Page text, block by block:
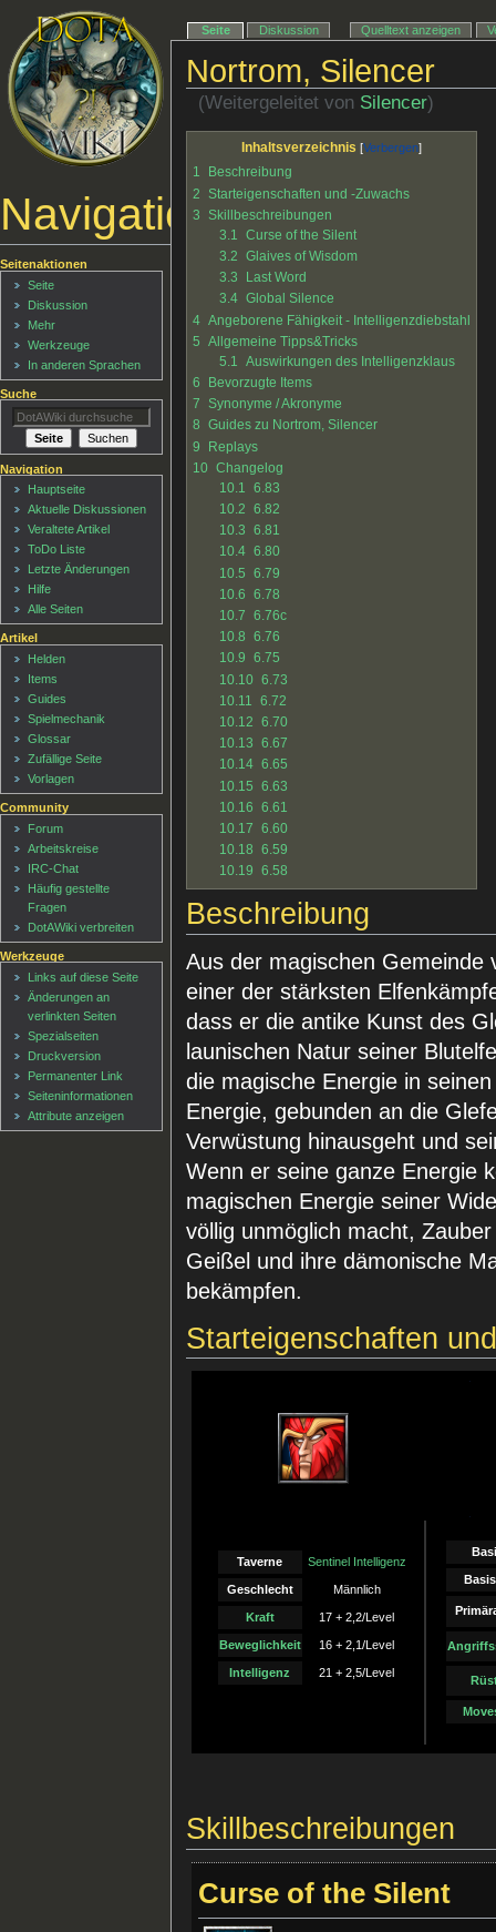
Nortrom, Silencer
(Weitergeleitet von Silencer)
Inhaltsverzeichnis
1
Beschreibung
2 Starteigenschaften und -Zuwachs
3 Skillbeschreibungen
3.1
Curse of the Silent
3.2 Glaives of Wisdom
3.3
Last Word
3.4 Global Silence
4 Angeborene Fähigkeit - Intelligenzdiebstahl
5 Allgemeine Tipps&Tricks
5.1 Auswirkungen des Intelligenzklaus
6
Bevorzugte Items
7 Synonyme / Akronyme
8 Guides zu Nortrom, Silencer
9
Replays
10 Changelog
10.1 6.83
10.2 6.82
10.3 6.81
10.4 6.80
10.5 6.79
10.6 6.78
10.7 6.76c
10.8 6.76
10.9 6.75
10.10 6.73
10.11 6.72
10.12 6.70
10.13 6.67
10.14 6.65
10.15 6.63
10.16 6.61
10.17 6.60
10.18 6.59
10.19 6.58
Beschreibung
Aus der magischen
einer der stärksten
dass er die antike Kunst des
launischen Natur seiner
die magische Energie in
Energie, gebunden an die
Verwüstung hinausgeht und
Wenn er seine ganze Energie
magischen Energie seiner
völlig unmöglich macht,
Geißel und ihre dämonische
bekämpfen.
Starteigenschaften
Taverne Sentinel Intelligenz
Geschlecht Männlich
Kraft 17 + 2,2/Level
Beweglichkeit 16 + 2,1/Level
Intelligenz 21 + 2,5/Level
Skillbeschreibungen
Curse of the Silent
Navigationsmenü
Seite Diskussion Quelltext anzeigen
Seitenaktionen
Seite
Diskussion
Mehr
Werkzeuge
In anderen Sprachen
Suche
Navigation
Hauptseite
Aktuelle Diskussionen
Veraltete Artikel
ToDo Liste
Letzte Änderungen
Hilfe
Alle Seiten
Artikel
Helden
Items
Guides
Spielmechanik
Glossar
Zufällige Seite
Vorlagen
Community
Forum
Arbeitskreise
IRC-Chat
Häufig gestellte
Fragen
DotAWiki verbreiten
Werkzeuge
Links auf diese Seite
Änderungen an
verlinkten Seiten
Spezialseiten
Druckversion
Permanenter Link
Seiten­informationen
Attribute anzeigen